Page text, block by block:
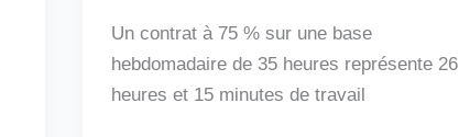
Un contrat à 75 % sur une base
hebdomadaire de 35 heures représente 26
heures et 15 minutes de travail